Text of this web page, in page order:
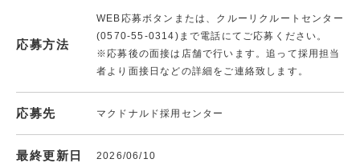
応募方法
WEB応募ボタンまたは、クルーリクルートセンター
(0570-55-0314)まで電話にてご応募ください。
※応募後の面接は店舗で行います。追って採用担当
者より面接日などの詳細をご連絡致します。
応募先 マクドナルド採用センター
最終更新日 2026/06/10